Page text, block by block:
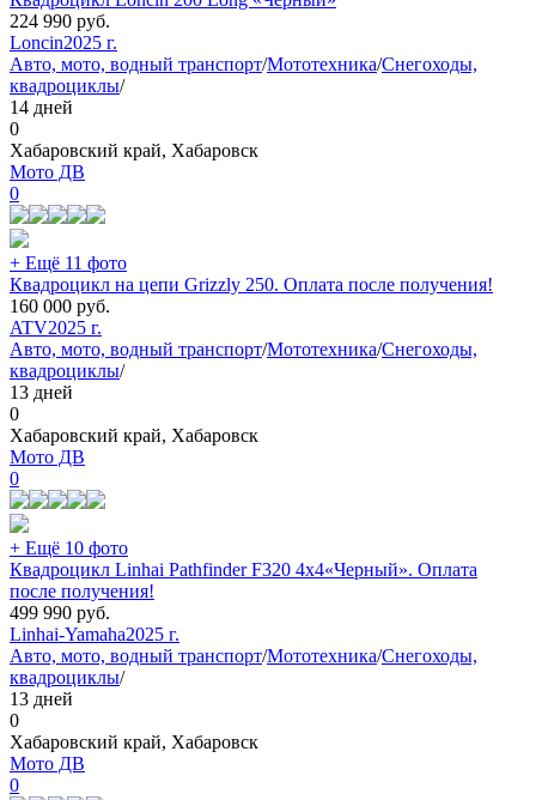
224 990 руб.
Loncin2025 г.
Авто, мото, водный транспорт/Мототехника/Снегоходы,
квадроциклы/
14 дней
0
Хабаровский край, Хабаровск
Мото ДВ
0
+ Ещё 11 фото
Квадроцикл на цепи Grizzly 250. Оплата после получения!
160 000 руб.
ATV2025 г.
Авто, мото, водный транспорт/Мототехника/Снегоходы,
квадроциклы/
13 дней
0
Хабаровский край, Хабаровск
Мото ДВ
0
+ Ещё 10 фото
Квадроцикл Linhai Pathfinder F320 4х4«Черный». Оплата
после получения!
499 990 руб.
Linhai-Yamaha2025 г.
Авто, мото, водный транспорт/Мототехника/Снегоходы,
квадроциклы/
13 дней
0
Хабаровский край, Хабаровск
Мото ДВ
0